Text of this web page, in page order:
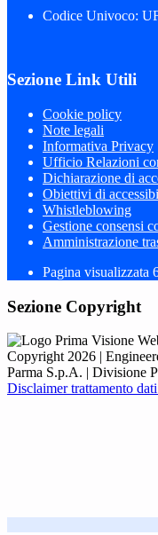
Codice Univoco:
Sezione Link Utili
Cookie policy
Note legali
Informativa Privacy
Ufficio Relazioni
Dichiarazione di
Obiettivi di
Whistleblowing
Gestione consensi
Amministrazione
Pagina visualizzata
Sezione Copyright
Copyright 2026 |
Parma S.p.A. | Divisione
Disclaimer trattamento